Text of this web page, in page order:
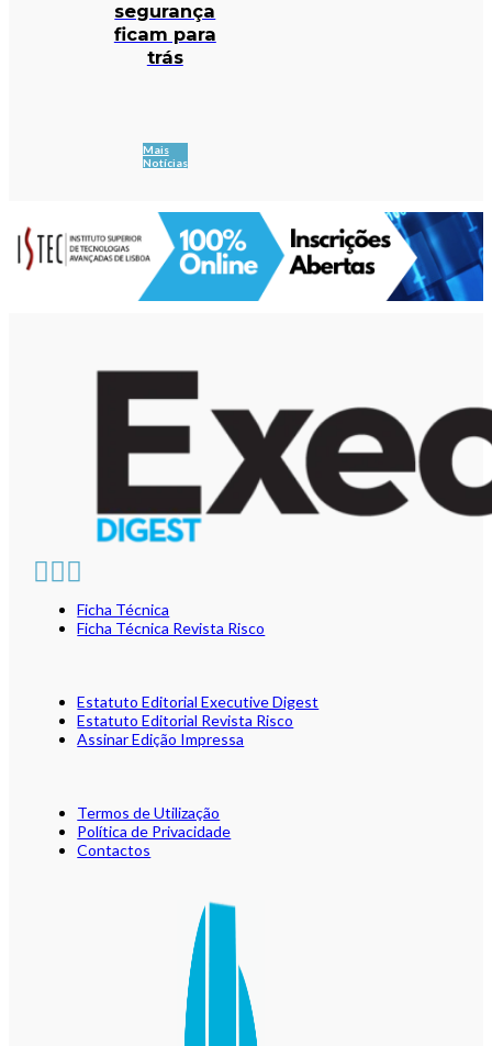
segurança
ficam para
trás
Mais
Notícias
Ficha Técnica
Ficha Técnica Revista Risco
Estatuto Editorial Executive Digest
Estatuto Editorial Revista Risco
Assinar Edição Impressa
Termos de Utilização
Política de Privacidade
Contactos